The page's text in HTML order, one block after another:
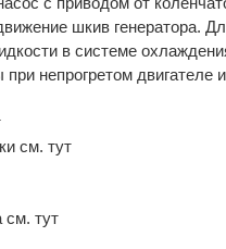
шкив генератора.
в системе
непрогретом двигателе
см. тут
см. тут